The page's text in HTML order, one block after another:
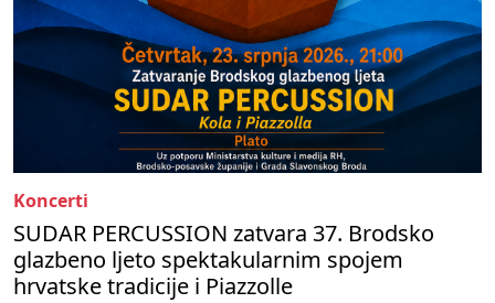
Koncerti
SUDAR PERCUSSION zatvara 37. Brodsko
glazbeno ljeto spektakularnim spojem
hrvatske tradicije i Piazzolle